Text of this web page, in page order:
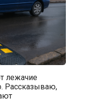
лежачие
Рассказываю,